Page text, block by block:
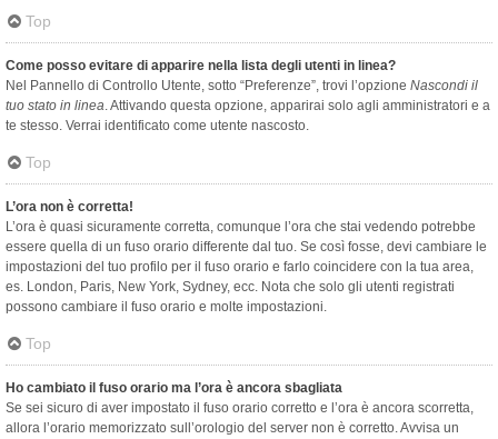
Top
Come posso evitare di apparire nella lista degli utenti in linea?
Nel Pannello di Controllo Utente, sotto “Preferenze”, trovi l’opzione Nascondi il
tuo stato in linea. Attivando questa opzione, apparirai solo agli amministratori e a
te stesso. Verrai identificato come utente nascosto.
Top
L’ora non è corretta!
L’ora è quasi sicuramente corretta, comunque l’ora che stai vedendo potrebbe
essere quella di un fuso orario differente dal tuo. Se così fosse, devi cambiare le
impostazioni del tuo profilo per il fuso orario e farlo coincidere con la tua area,
es. London, Paris, New York, Sydney, ecc. Nota che solo gli utenti registrati
possono cambiare il fuso orario e molte impostazioni.
Top
Ho cambiato il fuso orario ma l’ora è ancora sbagliata
Se sei sicuro di aver impostato il fuso orario corretto e l’ora è ancora scorretta,
allora l’orario memorizzato sull’orologio del server non è corretto. Avvisa un